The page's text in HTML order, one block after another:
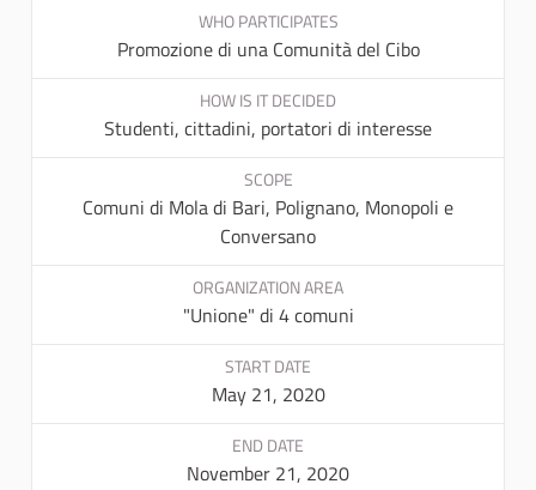
WHO PARTICIPATES
Promozione di una Comunità del Cibo
HOW IS IT DECIDED
Studenti, cittadini, portatori di interesse
SCOPE
Comuni di Mola di Bari, Polignano, Monopoli e
Conversano
ORGANIZATION AREA
"Unione" di 4 comuni
START DATE
May 21, 2020
END DATE
November 21, 2020